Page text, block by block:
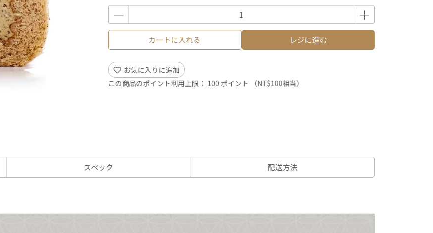
カートに入れる レジに進む
お気に入りに追加
この商品のポイント利用上限： 100 ポイント （NT$100相当）
スペック 配送方法